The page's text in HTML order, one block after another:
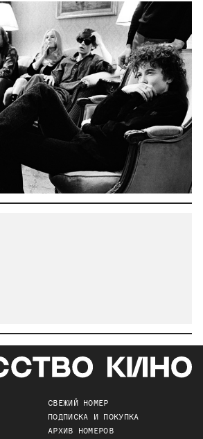
СВЕЖИЙ НОМЕР
ПОДПИСКА И ПОКУПКА
АРХИВ НОМЕРОВ